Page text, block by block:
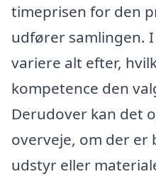
timeprisen for den
udfører samlingen.
variere alt efter,
kompetence den
Derudover kan det
overveje, om der er
udstyr eller